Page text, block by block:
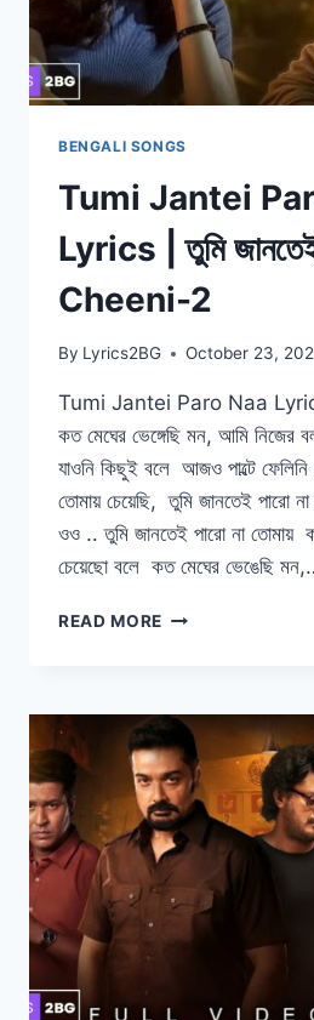
SINGH
BENGALI SONGS
Tumi Jantei
Lyrics | তুমি জানতেই
Cheeni-2
By Lyrics2BG October 23,
Tumi Jantei Paro Naa Lyrics
কত মেঘের ভেঙ্গেছি মন, আমি নিজের
যাওনি কিছুই বলে আজও পাল্টে
তোমায় চেয়েছি, তুমি জানতেই পারো
ওও .. তুমি জানতেই পারো না তোমায়
চেয়েছো বলে কত মেঘের ভেঙেছি
READ MORE TUMI
LYRICS
|
তুমি
জানতেই
পারো
না
CHEENI-